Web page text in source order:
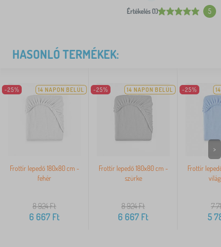
Értékelés (1) 5
HASONLÓ TERMÉKEK:
-25% 14 NAPON BELÜL
Frottír lepedő 180x80 cm -
fehér
8 924Ft
6 667 Ft
-25% 14 NAPON BELÜL
Frottír lepedő 180x80 cm -
szürke
8 924Ft
6 667 Ft
-25%
Frottír
7
5
>